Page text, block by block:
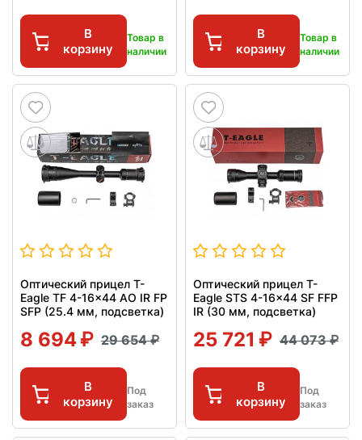
В
корзину
Товар в
наличии
В
корзину
Товар в
наличии
Оптический прицел T-
Eagle TF 4-16x44 AO IR FP
SFP (25.4 мм, подсветка)
8 694 29 654
В
корзину
Под
заказ
Оптический прицел T-
Eagle STS 4-16x44 SF FFP
IR (30 мм, подсветка)
25 721 44 073
В
корзину
Под
заказ